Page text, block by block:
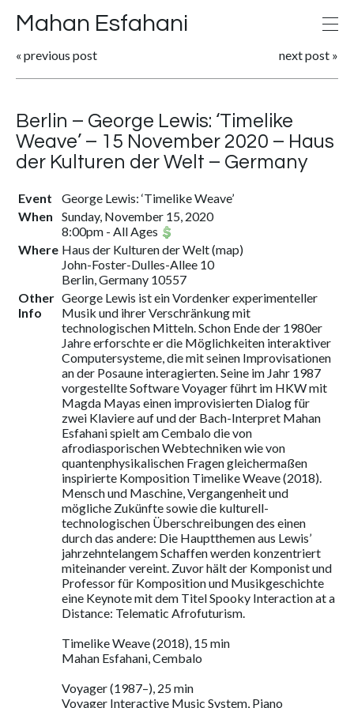
Mahan Esfahani
« previous post next post »
Berlin – George Lewis: ‘Timelike
Weave’ – 15 November 2020 – Haus
der Kulturen der Welt – Germany
Event
George Lewis: ‘Timelike Weave’
When
Sunday, November 15, 2020
8:00pm - All Ages
Where Haus der Kulturen der Welt(map)
John-Foster-Dulles-Allee 10
Berlin, Germany 10557
Other
Info
George Lewis ist ein Vordenker experimenteller
Musik und ihrer Verschränkung mit
technologischen Mitteln. Schon Ende der 1980er
Jahre erforschte er die Möglichkeiten interaktiver
Computersysteme, die mit seinen Improvisationen
an der Posaune interagierten. Seine im Jahr 1987
vorgestellte Software Voyager führt im HKW mit
Magda Mayas einen improvisierten Dialog für
zwei Klaviere auf und der Bach-Interpret Mahan
Esfahani spielt am Cembalo die von
afrodiasporischen Webtechniken wie von
quantenphysikalischen Fragen gleichermaßen
inspirierte Komposition Timelike Weave (2018).
Mensch und Maschine, Vergangenheit und
mögliche Zukünfte sowie die kulturell-
technologischen Überschreibungen des einen
durch das andere: Die Hauptthemen aus Lewis’
jahrzehntelangem Schaffen werden konzentriert
miteinander vereint. Zuvor hält der Komponist und
Professor für Komposition und Musikgeschichte
eine Keynote mit dem Titel Spooky Interaction at a
Distance: Telematic Afrofuturism.
Timelike Weave (2018), 15 min
Mahan Esfahani, Cembalo
Voyager (1987–), 25 min
Voyager Interactive Music System, Piano